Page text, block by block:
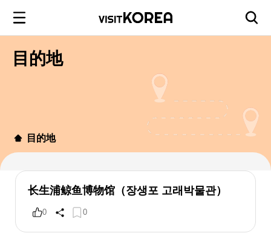
目的地
目的地
长生浦鲸鱼博物馆（장생포 고래박물관）
0 0